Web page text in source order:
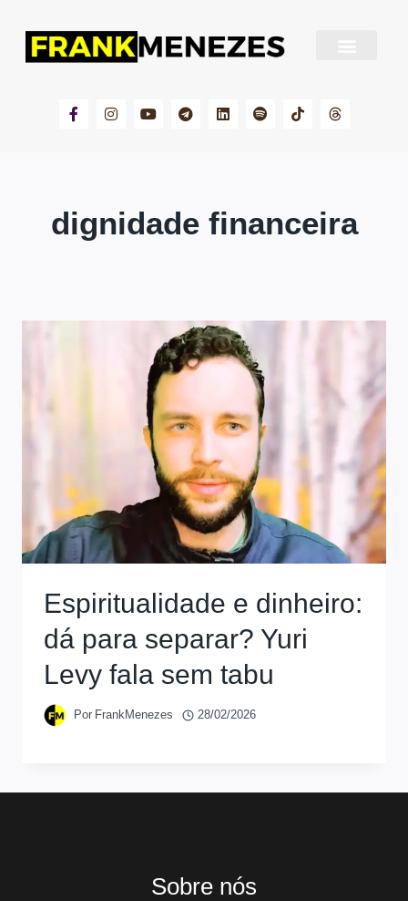
dignidade financeira
Espiritualidade e dinheiro:
dá para separar? Yuri
Levy fala sem tabu
Por FrankMenezes 28/02/2026
Sobre nós